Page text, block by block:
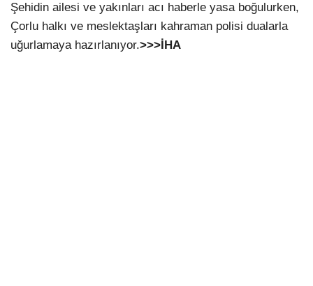
Şehidin ailesi ve yakınları acı haberle yasa boğulurken,
Çorlu halkı ve meslektaşları kahraman polisi dualarla
uğurlamaya hazırlanıyor.>>>İHA